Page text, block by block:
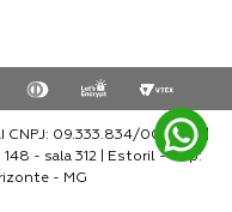
CNPJ: 09.333.834/0001-93 |
- sala 312 | Estoril - Cep:
- MG